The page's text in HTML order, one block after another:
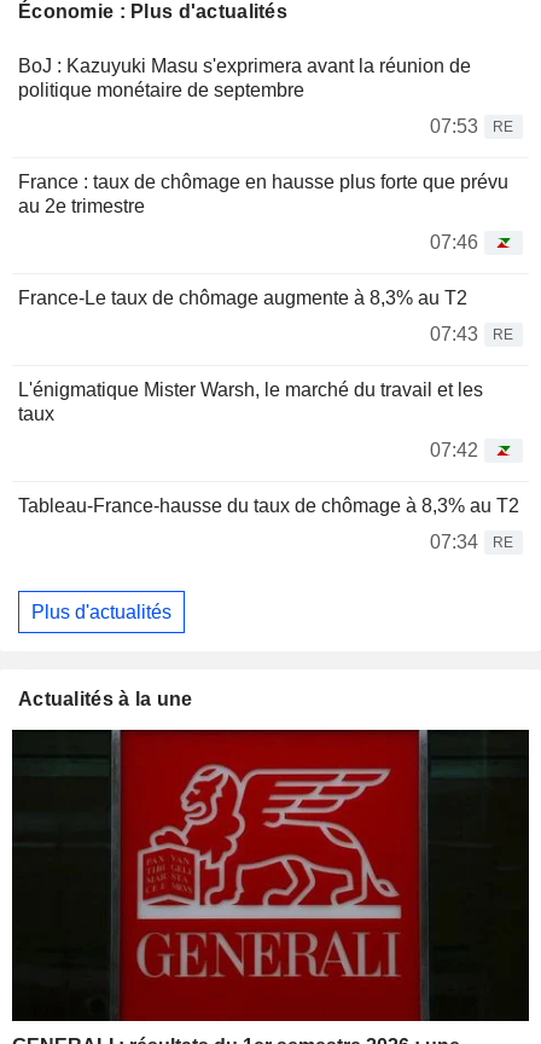
Économie : Plus d'actualités
BoJ : Kazuyuki Masu s'exprimera avant la réunion de
politique monétaire de septembre
07:53
RE
France : taux de chômage en hausse plus forte que prévu
au 2e trimestre
07:46
France-Le taux de chômage augmente à 8,3% au T2
07:43
RE
L'énigmatique Mister Warsh, le marché du travail et les
taux
07:42
Tableau-France-hausse du taux de chômage à 8,3% au T2
07:34
RE
Plus d'actualités
Actualités à la une